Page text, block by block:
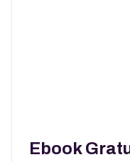
Ebook